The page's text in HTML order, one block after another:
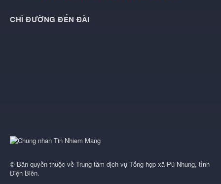
CHỈ ĐƯỜNG ĐẾN ĐÀI
© Bản quyền thuộc về Trung tâm dịch vụ Tổng hợp xã Pú Nhung, tỉnh
Điện Biên.